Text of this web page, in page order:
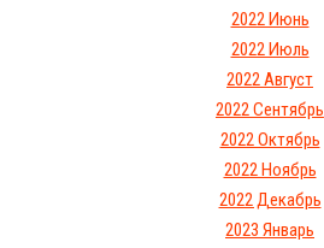
2022 Июнь
2022 Июль
2022 Август
2022 Сентябрь
2022 Октябрь
2022 Ноябрь
2022 Декабрь
2023 Январь